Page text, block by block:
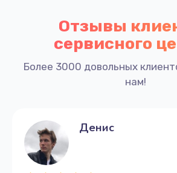
Отзывы
сервисного
Более 3000 довольных
нам!
Денис